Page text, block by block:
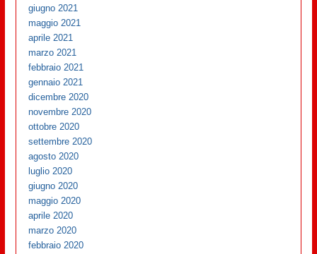
giugno 2021
maggio 2021
aprile 2021
marzo 2021
febbraio 2021
gennaio 2021
dicembre 2020
novembre 2020
ottobre 2020
settembre 2020
agosto 2020
luglio 2020
giugno 2020
maggio 2020
aprile 2020
marzo 2020
febbraio 2020